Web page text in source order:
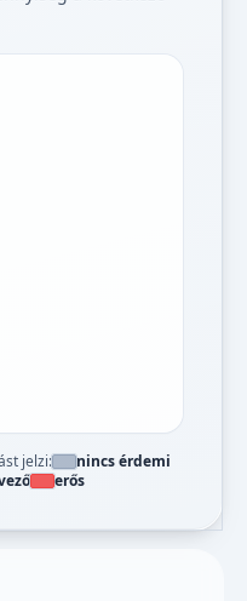
jelzi:
nincs érdemi
erős